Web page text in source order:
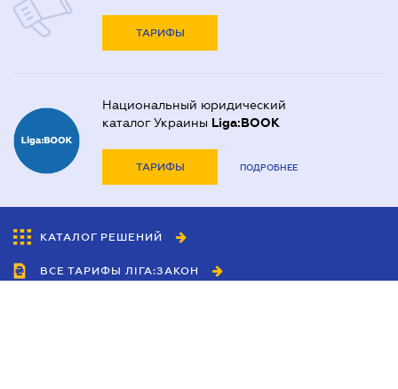
ТАРИФЫ
Национальный юридический
каталог Украины Liga:BOOK
ТАРИФЫ ПОДРОБНЕЕ
КАТАЛОГ РЕШЕНИЙ
ВСЕ ТАРИФЫ ЛІГА:ЗАКОН